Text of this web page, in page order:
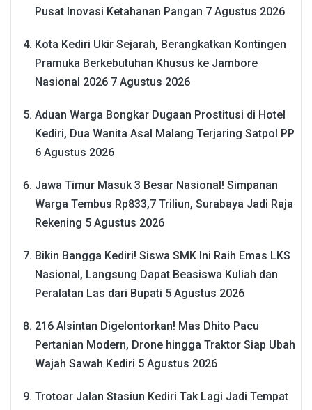
Pusat Inovasi Ketahanan Pangan 7 Agustus 2026
Kota Kediri Ukir Sejarah, Berangkatkan Kontingen
Pramuka Berkebutuhan Khusus ke Jambore
Nasional 2026 7 Agustus 2026
Aduan Warga Bongkar Dugaan Prostitusi di Hotel
Kediri, Dua Wanita Asal Malang Terjaring Satpol PP
6 Agustus 2026
Jawa Timur Masuk 3 Besar Nasional! Simpanan
Warga Tembus Rp833,7 Triliun, Surabaya Jadi Raja
Rekening 5 Agustus 2026
Bikin Bangga Kediri! Siswa SMK Ini Raih Emas LKS
Nasional, Langsung Dapat Beasiswa Kuliah dan
Peralatan Las dari Bupati 5 Agustus 2026
216 Alsintan Digelontorkan! Mas Dhito Pacu
Pertanian Modern, Drone hingga Traktor Siap Ubah
Wajah Sawah Kediri 5 Agustus 2026
Trotoar Jalan Stasiun Kediri Tak Lagi Jadi Tempat